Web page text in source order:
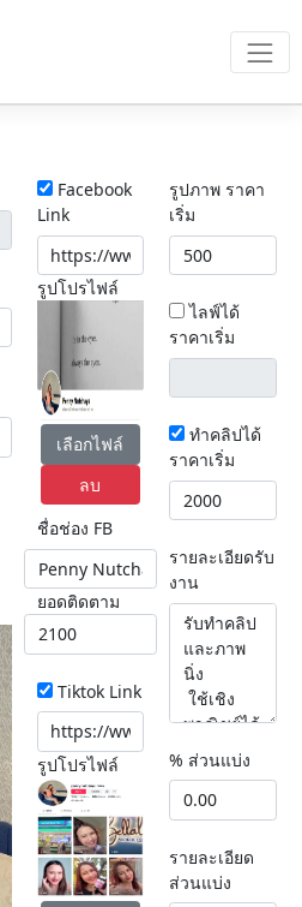
Facebook
Link
รูปโปรไฟล์
เลือกไฟล์
ลบ
ชื่อช่อง FB
ยอดติดตาม
Tiktok Link
รูปโปรไฟล์
รูปภาพ ราคา
เริ่ม
ไลฟ์ได้
ราคาเริ่ม
ทำคลิปได้
ราคาเริ่ม
รายละเอียดรับ
งาน
% ส่วนแบ่ง
รายละเอียด
ส่วนแบ่ง